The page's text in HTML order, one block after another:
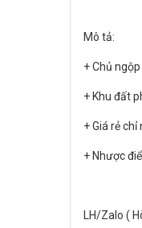
Mô tả:
+ Chủ
+ Khu đất
+ Giá rẻ
+ Nhược
LH/Zalo (